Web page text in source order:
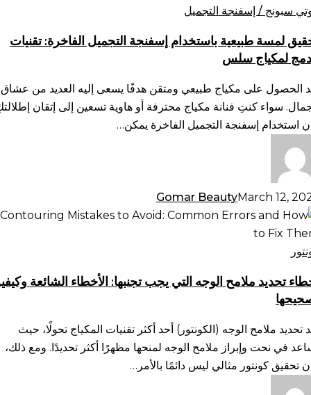
سبونج / إسفنجة التجميل
لمسة طبيعية باستخدام إسفنجة التجميل الفاخرة: تقنيات
لمكياج سلس
الحصول على مكياج طبيعي ومتقن هدفًا يسعى إليه العديد من عشاق
سواء كنتِ فنانة مكياج محترفة أو هاوية تسعين إلى إتقان
استخدام إسفنجة التجميل الفاخرة يمكن…
Gomar BeautyMarch 12,
تحديد ملامح الوجه التي يجب تجنبها: الأخطاء الشائعة
تحديد ملامح الوجه (الكونتور) أحد أكثر تقنيات المكياج تحولًا، حيث
في نحت وإبراز ملامح الوجه لمنحها مظهرًا أكثر تحديدًا. ومع ذلك،
تحقيق كونتور مثالي ليس دائمًا بالأمر…